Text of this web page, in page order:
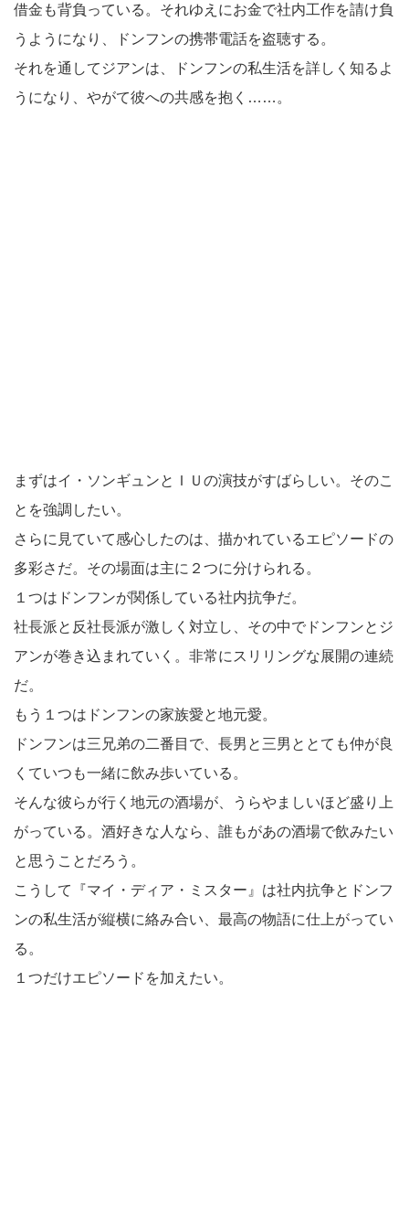
借金も背負っている。それゆえにお金で社内工作を請け負
うようになり、ドンフンの携帯電話を盗聴する。
それを通してジアンは、ドンフンの私生活を詳しく知るよ
うになり、やがて彼への共感を抱く……。
まずはイ・ソンギュンとＩＵの演技がすばらしい。そのこ
とを強調したい。
さらに見ていて感心したのは、描かれているエピソードの
多彩さだ。その場面は主に２つに分けられる。
１つはドンフンが関係している社内抗争だ。
社長派と反社長派が激しく対立し、その中でドンフンとジ
アンが巻き込まれていく。非常にスリリングな展開の連続
だ。
もう１つはドンフンの家族愛と地元愛。
ドンフンは三兄弟の二番目で、長男と三男ととても仲が良
くていつも一緒に飲み歩いている。
そんな彼らが行く地元の酒場が、うらやましいほど盛り上
がっている。酒好きな人なら、誰もがあの酒場で飲みたい
と思うことだろう。
こうして『マイ・ディア・ミスター』は社内抗争とドンフ
ンの私生活が縦横に絡み合い、最高の物語に仕上がってい
る。
１つだけエピソードを加えたい。